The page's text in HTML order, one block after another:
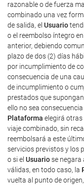
razonable o de fuerza
combinado una vez
de salida, el Usuario
o el reembolso íntegro
anterior, debiendo
plazo de dos (2) días
por incumplimiento de
consecuencia de una
de incumplimiento o
prestados que
ello no sea
Plataforma elegirá
viaje combinado, sin
reembolsará a este
servicios previstos y los
o si el Usuariose negara
válidas, en todo caso, la
vuelta al punto de